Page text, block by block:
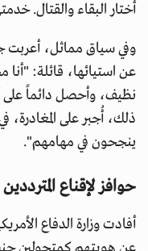
أختار البقاء والقتال.
وفي سياق مماثل، أعربت
عن استيائها، قائلة:
نظيف، وأحصل دائماً على
ذلك، أُجبر على
ينجحون في مهامهم".
حوافز لإقناع المترددين
أفادت وزارة الدفاع